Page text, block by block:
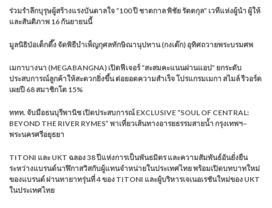
ร่วมรำลึกบุรุษผู้สร้างแรงบันดาลใจ “100 ปี ชาตกาล พิชัย รัตตกุล” เวทีแห่งผู้นำ ผู้ให้
และสันติภาพ 16 กันยายนนี้
มูลนิธิป่อเต็กตึ๊ง จัดพิธีบำเพ็ญกุศลทักษิณานุปทาน (กงเต๊ก) อุทิศถวายพระบรมศพ
เมกาบางนา (MEGABANGNA) เปิดฟีเจอร์ “สะสมคะแนนผ่านแอป” ยกระดับ
ประสบการณ์ลูกค้าให้สะดวกยิ่งขึ้น ต่อยอดความสำเร็จ โปรแกรมเมกา สไมล์ รีวอร์ด
เผยปี 68 สมาชิกโต 15%
ททท. จับมือธนบุรีพานิช เปิดประสบการณ์ EXCLUSIVE “SOUL OF CENTRAL:
BEYOND THE RIVER RYMES” พาเที่ยวเส้นทางอารยธรรมสายน้ำ กรุงเทพฯ–
พระนครศรีอยุธยา
TITONI และ UKT ฉลอง 38 ปีแห่งการเป็นพันธมิตร และความสัมพันธ์อันยั่งยืน
ระหว่างแบรนด์นาฬิกาสวิสกับผู้แทนจำหน่ายในประเทศไทย พร้อมเปิดบทบาทใหม่
ของแบรนด์ ผ่านทายาทรุ่นที่ 4 ของ TITONI และผู้บริหารเจเนอเรชันใหม่ของ UKT
ในประเทศไทย